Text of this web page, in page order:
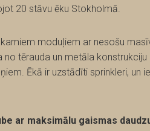
20 stāvu ēku Stokholmā.
moduļiem ar nesošu
tērauda un metāla
Ēkā ir uzstādīti sprinkleri, un
ar maksimālu gaismas